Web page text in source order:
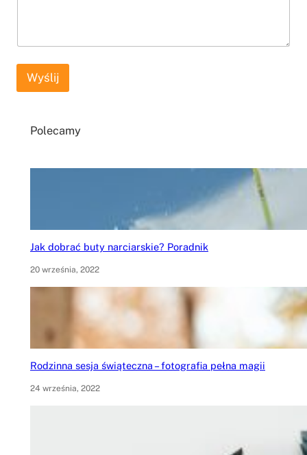
o
ś
Wyślij
Polecamy
Jak dobrać buty narciarskie? Poradnik
20 września, 2022
Rodzinna sesja świąteczna – fotografia pełna magii
24 września, 2022